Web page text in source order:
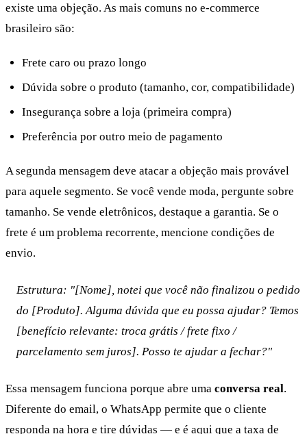
existe uma objeção. As mais comuns no e-commerce
brasileiro são:
Frete caro ou prazo longo
Dúvida sobre o produto (tamanho, cor, compatibilidade)
Insegurança sobre a loja (primeira compra)
Preferência por outro meio de pagamento
A segunda mensagem deve atacar a objeção mais provável
para aquele segmento. Se você vende moda, pergunte sobre
tamanho. Se vende eletrônicos, destaque a garantia. Se o
frete é um problema recorrente, mencione condições de
envio.
Estrutura: "[Nome], notei que você não finalizou o pedido
do [Produto]. Alguma dúvida que eu possa ajudar? Temos
[benefício relevante: troca grátis / frete fixo /
parcelamento sem juros]. Posso te ajudar a fechar?"
Essa mensagem funciona porque abre uma conversa real.
Diferente do email, o WhatsApp permite que o cliente
responda na hora e tire dúvidas — e é aqui que a taxa de